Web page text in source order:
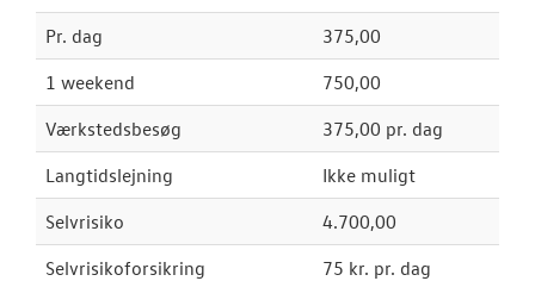
OM OS
RESERVEDELE
Pr. dag
375,00
1 weekend
750,00
Værkstedsbesøg
375,00 pr. dag
Langtidslejning
Ikke muligt
Selvrisiko
4.700,00
Selvrisikoforsikring
75 kr. pr. dag